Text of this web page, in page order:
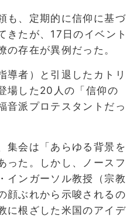
も、定期的に信仰に基づ
きたが、17日のイベント
の存在が異例だった。
導者）と引退したカトリ
場した20人の「信仰の
音派プロテスタントだっ
集会は「あらゆる背景を
った。しかし、ノースフ
インガーソル教授（宗教
顔ぶれから示唆されるの
に根ざした米国のアイデ